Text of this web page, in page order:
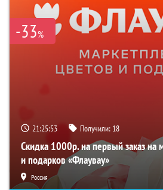
-33%
21:25:51 Получили: 18
Скидка 1000р. на первый заказ на
и подарков «Флаувау»
Россия